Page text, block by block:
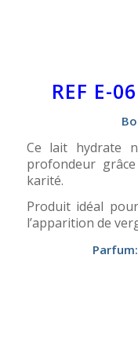
REF E-06
Ce lait hydrate
profondeur
karité.
Produit idéal
l’apparition de